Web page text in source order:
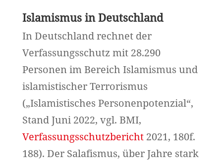
Islamismus in Deutschland
In Deutschland rechnet der
Verfassungsschutz mit 28.290
Personen im Bereich Islamismus und
islamistischer Terrorismus
(„Islamistisches Personenpotenzial“,
Stand Juni 2022, vgl. BMI,
Verfassungsschutzbericht2021, 180f.
188). Der Salafismus, über Jahre stark